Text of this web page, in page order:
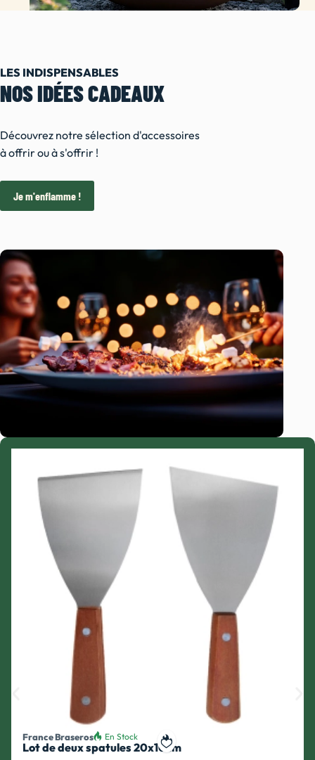
LES INDISPENSABLES
NOS IDÉES CADEAUX
Découvrez notre sélection d'accessoires
à offrir ou à s'offrir !
Je m'enflamme !
Ajouter à ma liste de souhait
France Braseros En Stock
Lot de deux spatules 20x10cm